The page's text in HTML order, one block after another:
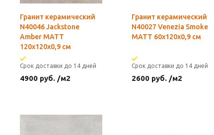
Гранит керамический
N40046 Jackstone
Amber MATT
120х120х0,9 см
Срок доставки до 14 дней
4900руб. /м2
Гранит керамический
N40027 Venezia Smoke
MATT 60х120х0,9 см
Срок доставки до 14 дней
2600 руб. /м2